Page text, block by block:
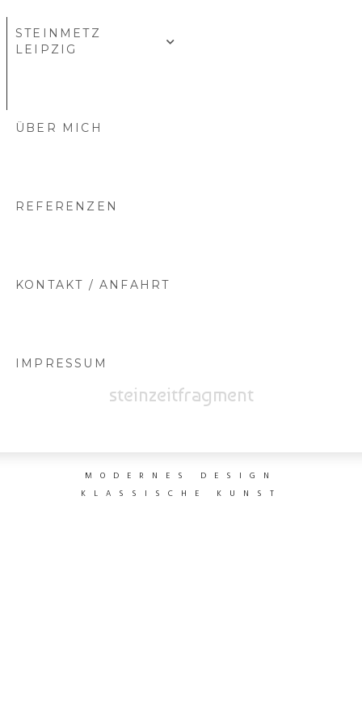
steinzeitfragment
STEINMETZ
LEIPZIG
ÜBER MICH
REFERENZEN
KONTAKT / ANFAHRT
IMPRESSUM
MODERNES DESIGN
KLASSISCHE KUNST